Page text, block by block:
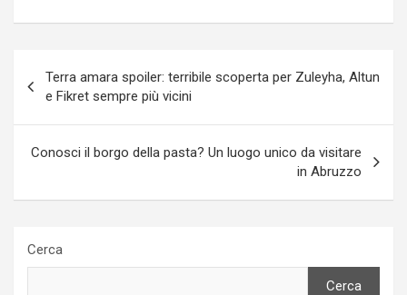
articoli
Terra amara spoiler: terribile scoperta per Zuleyha, Altun
e Fikret sempre più vicini
Conosci il borgo della pasta? Un luogo unico da visitare
in Abruzzo
Cerca
Cerca